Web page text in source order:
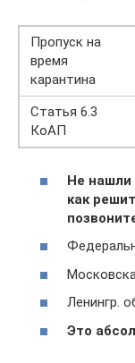
Пропуск на
время
карантина
Статья 6.3
КоАП
Не нашли
как
Ленингр.
Это